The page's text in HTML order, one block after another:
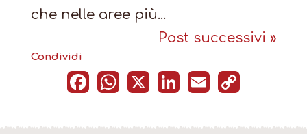
che nelle aree più...
Post successivi »
Condividi
F
a
W
h
X Li
n
E
m
C
o